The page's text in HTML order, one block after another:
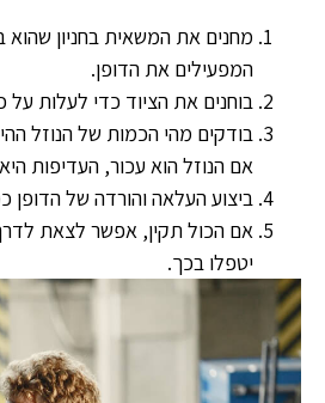
מחנים את המשאית בחניון
המפעילים את הדופן.
בוחנים את הציוד כדי לעלות על
בודקים מהי הכמות של הנוזל
אם הנוזל הוא עכור, העדיפות
ביצוע העלאה והורדה של
אם הכול תקין, אפשר לצאת
יטפלו בכך.